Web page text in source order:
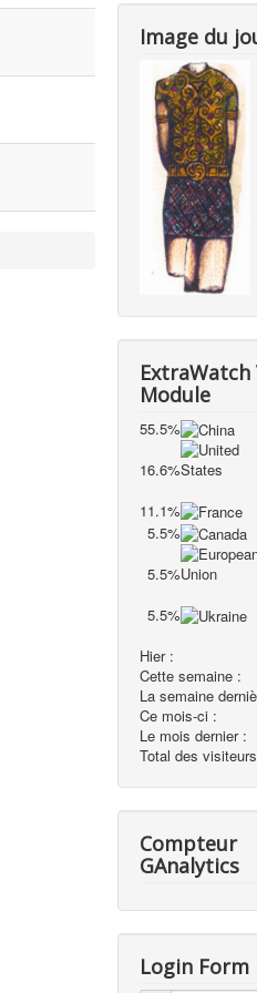
Image du
Module
55.5%
16.6%
11.1%
5.5%
5.5%
5.5%
Hier :
Cette semaine :
La semaine
Ce mois-ci :
Le mois dernier :
Total des
Compteur
GAnalytics
Login Form